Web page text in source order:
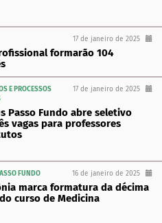
17 de janeiro de 2025
formarão 104
17 de janeiro de 2025
E PROCESSOS
Passo Fundo abre seletivo
vagas para professores
16 de janeiro de 2025
FUNDO
marca formatura da décima
curso de Medicina